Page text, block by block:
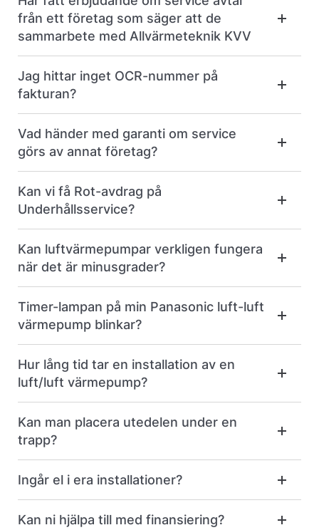
från ett företag som säger att de
sammarbete med Allvärmeteknik KVV
Jag hittar inget OCR-nummer på
fakturan?
Vad händer med garanti om service
görs av annat företag?
Kan vi få Rot-avdrag på
Underhållsservice?
Kan luftvärmepumpar verkligen fungera
när det är minusgrader?
Timer-lampan på min Panasonic luft-luft
värmepump blinkar?
Hur lång tid tar en installation av en
luft/luft värmepump?
Kan man placera utedelen under en
trapp?
Ingår el i era installationer?
Kan ni hjälpa till med finansiering?